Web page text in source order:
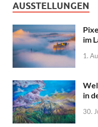
AUSSTELLUNGEN
im
1.
in
30.